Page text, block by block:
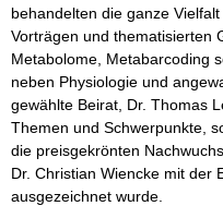
behandelten die ganze
Vorträgen und thematisierten
Metabolome, Metabarcoding
neben Physiologie und
gewählte Beirat, Dr. Thomas
Themen und Schwerpunkte,
die preisgekrönten
Dr. Christian Wiencke mit der
ausgezeichnet wurde.